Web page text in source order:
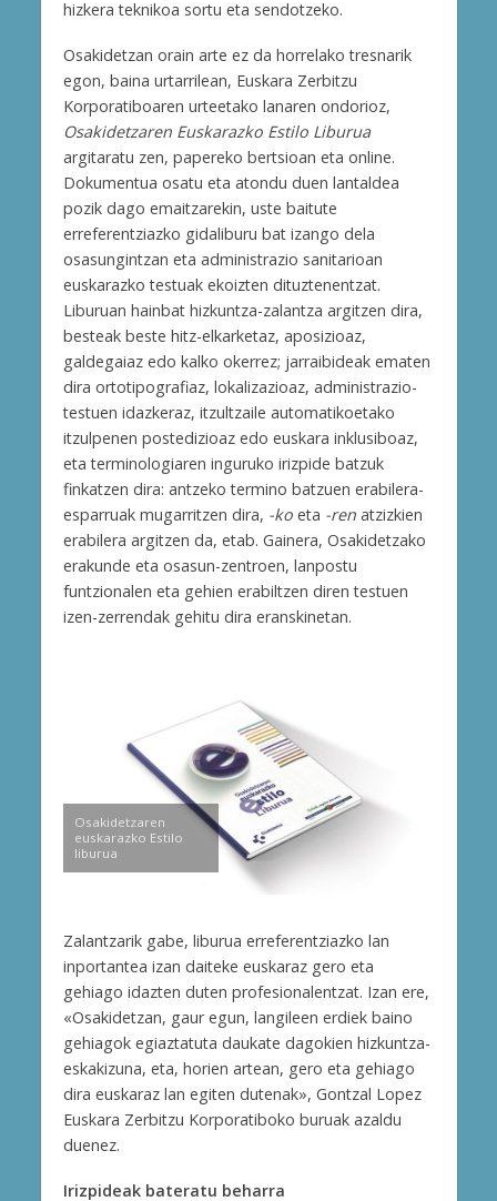
hizkera teknikoa sortu eta sendotzeko.
Osakidetzan orain arte ez da horrelako tresnarik
egon, baina urtarrilean, Euskara Zerbitzu
Korporatiboaren urteetako lanaren ondorioz,
Osakidetzaren Euskarazko Estilo Liburua
argitaratu zen, papereko bertsioan eta online.
Dokumentua osatu eta atondu duen lantaldea
pozik dago emaitzarekin, uste baitute
erreferentziazko gidaliburu bat izango dela
osasungintzan eta administrazio sanitarioan
euskarazko testuak ekoizten dituztenentzat.
Liburuan hainbat hizkuntza-zalantza argitzen dira,
besteak beste hitz-elkarketaz, aposizioaz,
galdegaiaz edo kalko okerrez; jarraibideak ematen
dira ortotipografiaz, lokalizazioaz, administrazio-
testuen idazkeraz, itzultzaile automatikoetako
itzulpenen postedizioaz edo euskara inklusiboaz,
eta terminologiaren inguruko irizpide batzuk
finkatzen dira: antzeko termino batzuen erabilera-
esparruak mugarritzen dira, -koeta -renatzizkien
erabilera argitzen da, etab. Gainera, Osakidetzako
erakunde eta osasun-zentroen, lanpostu
funtzionalen eta gehien erabiltzen diren testuen
izen-zerrendak gehitu dira eranskinetan.
Osakidetzaren
euskarazko Estilo
liburua
Zalantzarik gabe, liburua erreferentziazko lan
inportantea izan daiteke euskaraz gero eta
gehiago idazten duten profesionalentzat. Izan ere,
«Osakidetzan, gaur egun, langileen erdiek baino
gehiagok egiaztatuta daukate dagokien hizkuntza-
eskakizuna, eta, horien artean, gero eta gehiago
dira euskaraz lan egiten dutenak», Gontzal Lopez
Euskara Zerbitzu Korporatiboko buruak azaldu
duenez.
Irizpideak bateratu beharra